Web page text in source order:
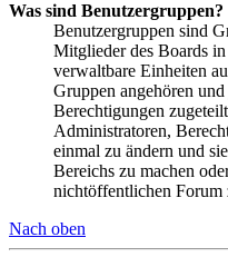
Was sind Benutzergruppen?
Benutzergruppen sind
Mitglieder des Boards
verwaltbare Einheiten
Gruppen angehören
Berechtigungen
Administratoren,
einmal zu ändern und
Bereichs zu machen
nichtöffentlichen Forum
Nach oben